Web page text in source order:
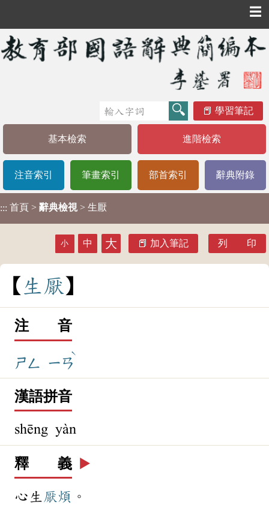
☰
學習筆記
基本檢索 進階檢索
注音索引 筆畫索引 部首索引 辭典附錄
::: 首頁 > 辭典檢視 > 生厭
小 中 大 加入筆記 列 印
生 厭
注 音
ㄕㄥ ㄧㄢ
ˋ
漢語拼音
shēng yàn
釋 義 ▶️
心生 厭煩 。